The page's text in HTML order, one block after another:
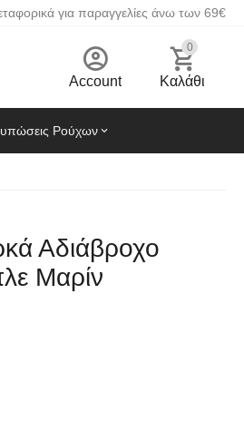
για παραγγελίες άνω των 69€
Account
0
Καλάθι
Ρούχων
Αδιάβροχο
Μαρίν